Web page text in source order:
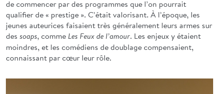
de commencer par des programmes que l’on pourrait
qualifier de « prestige ». C’était valorisant. À l’époque, les
jeunes auteurices faisaient très généralement leurs armes sur
des soaps, comme Les Feux de l’amour. Les enjeux y étaient
moindres, et les comédiens de doublage compensaient,
connaissant par cœur leur rôle.